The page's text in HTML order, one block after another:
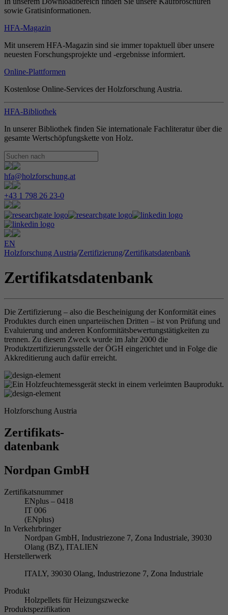
sowie Gratisinformationen.
HFA-Magazin
Mit unserem HFA-Magazin sind sie immer topaktuell über unsere
neuesten Forschungsprojekte und -ergebnisse informiert.
Online-Plattformen
Kostenlose Online-Services der Holzforschung Austria.
HFA-Bibliothek
In unserer Bibliothek finden Sie internationale Fachliteratur über die
gesamte Wertschöpfungskette von Holz.
hfa@holzforschung.at
+43 1 798 26 23-0
EN
Holzforschung Austria/Zertifizierung/Zertifikatsdatenbank
Zertifikatsdatenbank
Die Zertifizierung – also die Bescheinigung der Konformität eines
Produktes durch einen unparteiischen Dritten – ist von Prüfung und
Evaluierung und anderen Konformitätsbewertungstätigkeiten zu
trennen. Zu diesem Zweck wurde im Jahr 2000 die
Produktzertifizierungsstelle der ÖGH eingerichtet und in Folge die
Akkreditierung auch dafür erreicht.
Holzforschung Austria
Zertifikats-
datenbank
Nordpan GmbH
Zertifikatsnummer
ENplus – 0418
IT 006
(ENplus)
In Verkehrbringer
Nordpan GmbH, Industriezone 7, Zona Industriale, 39030
Olang (BZ), ITALIEN
Herstellerwerk
ITALY, 39030 Olang, Industriezone 7, Zona Industriale
Produkt
Holzpellets für Heizungszwecke
Produktspezifikation